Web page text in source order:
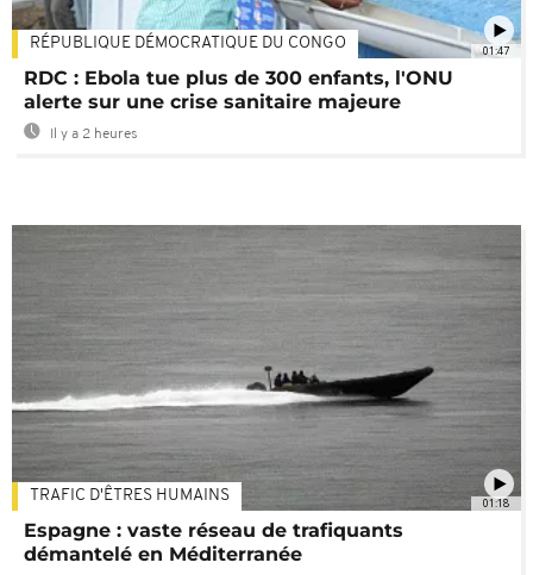
01:47
RÉPUBLIQUE DÉMOCRATIQUE DU CONGO
RDC : Ebola tue plus de 300 enfants, l'ONU
alerte sur une crise sanitaire majeure
Il y a 2 heures
01:18
TRAFIC D'ÊTRES HUMAINS
Espagne : vaste réseau de trafiquants
démantelé en Méditerranée